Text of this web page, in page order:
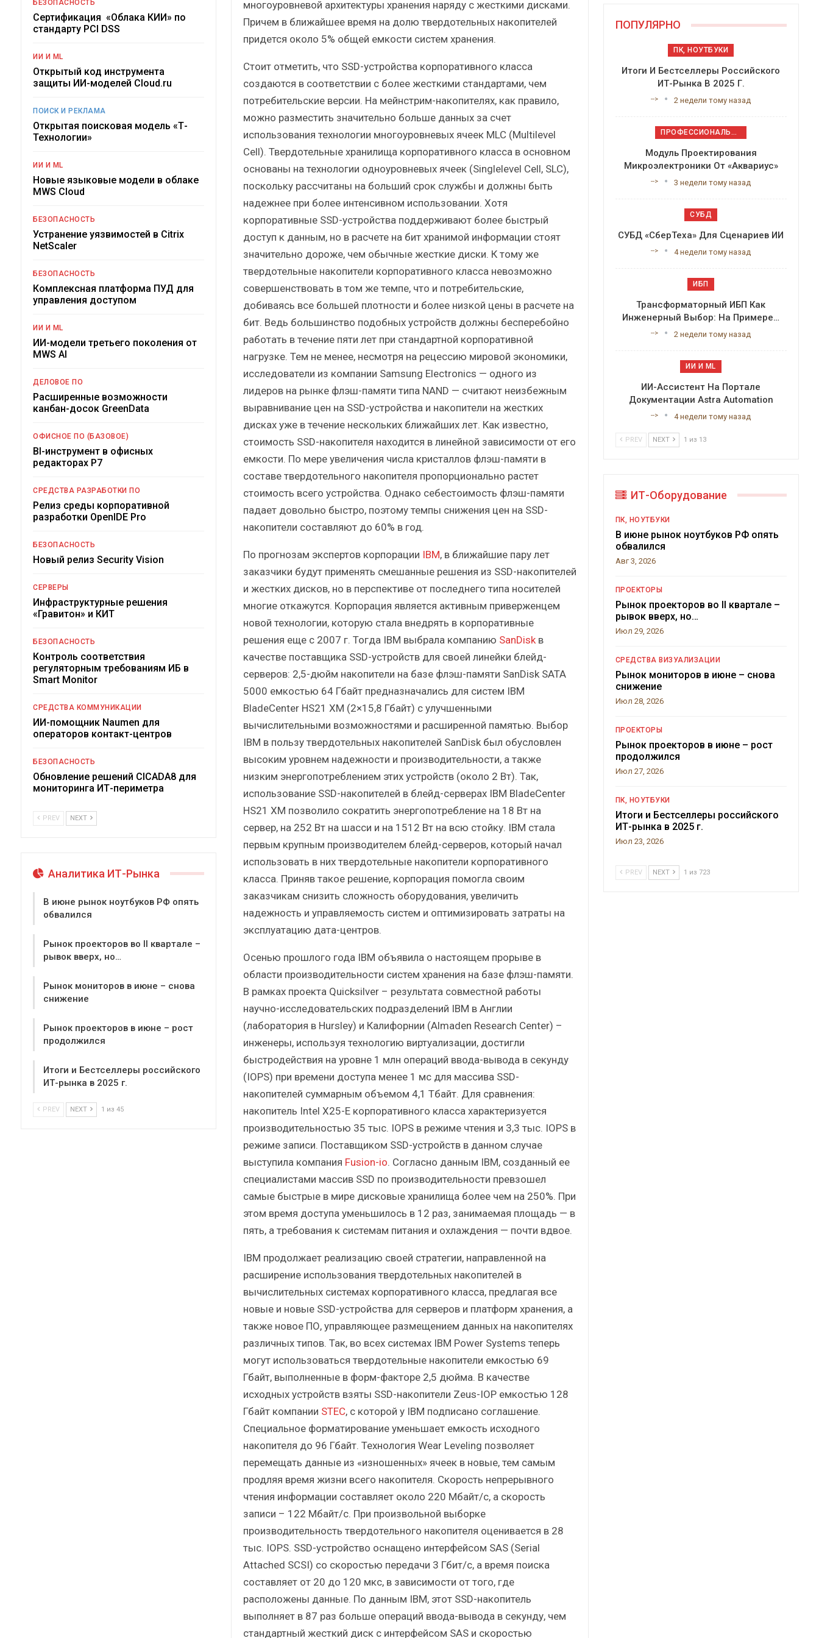
многоуровневой архитектуры хранения наряду с жесткими дисками.
Причем в ближайшее время на долю твердотельных накопителей
придется около 5% общей емкости систем хранения.
Стоит отметить, что SSD-устройства корпоративного класса
создаются в соответствии с более жесткими стандартами, чем
потребительские версии. На мейнстрим-накопителях, как правило,
можно разместить значительно больше данных за счет
использования технологии многоуровневых ячеек MLC (Multilevel
Cell). Твердотельные хранилища корпоративного класса в основном
основаны на технологии одноуровневых ячеек (Singlelevel Cell, SLC),
поскольку рассчитаны на больший срок службы и должны быть
надежнее при более интенсивном использовании. Хотя
корпоративные SSD-устройства поддерживают более быстрый
доступ к данным, но в расчете на бит хранимой информации стоят
значительно дороже, чем обычные жесткие диски. К тому же
твердотельные накопители корпоративного класса невозможно
совершенствовать в том же темпе, что и потребительские,
добиваясь все большей плотности и более низкой цены в расчете на
бит. Ведь большинство подобных устройств должны бесперебойно
работать в течение пяти лет при стандартной корпоративной
нагрузке. Тем не менее, несмотря на рецессию мировой экономики,
исследователи из компании Samsung Electronics — одного из
лидеров на рынке флэш-памяти типа NAND — считают неизбежным
выравнивание цен на SSD-устройства и накопители на жестких
дисках уже в течение нескольких ближайших лет. Как известно,
стоимость SSD-накопителя находится в линейной зависимости от его
емкости. По мере увеличения числа кристаллов флэш-памяти в
составе твердотельного накопителя пропорционально растет
стоимость всего устройства. Однако себестоимость флэш-памяти
падает довольно быстро, поэтому темпы снижения цен на SSD-
накопители составляют до 60% в год.
По прогнозам экспертов корпорации IBM, в ближайшие пару лет
заказчики будут применять смешанные решения из SSD-накопителей
и жестких дисков, но в перспективе от последнего типа носителей
многие откажутся. Корпорация является активным приверженцем
новой технологии, которую стала внедрять в корпоративные
решения еще с 2007 г. Тогда IBM выбрала компанию SanDiskв
качестве поставщика SSD-устройств для своей линейки блейд-
серверов: 2,5-дюйм накопители на базе флэш-памяти SanDisk SATA
5000 емкостью 64 Гбайт предназначались для систем IBM
BladeCenter HS21 XM (2×15,8 Гбайт) с улучшенными
вычислительными возможностями и расширенной памятью. Выбор
IBM в пользу твердотельных накопителей SanDisk был обусловлен
высоким уровнем надежности и производительности, а также
низким энергопотреблением этих устройств (около 2 Вт). Так,
использование SSD-накопителей в блейд-серверах IBM BladeCenter
HS21 XM позволило сократить энергопотребление на 18 Вт на
сервер, на 252 Вт на шасси и на 1512 Вт на всю стойку. IBM стала
первым крупным производителем блейд-серверов, который начал
использовать в них твердотельные накопители корпоративного
класса. Приняв такое решение, корпорация помогла своим
заказчикам снизить сложность оборудования, увеличить
надежность и управляемость систем и оптимизировать затраты на
эксплуатацию дата-центров.
Осенью прошлого года IBM объявила о настоящем прорыве в
области производительности систем хранения на базе флэш-памяти.
В рамках проекта Quicksilver – результата совместной работы
научно-исследовательских подразделений IBM в Англии
(лаборатория в Hursley) и Калифорнии (Almaden Research Center) –
инженеры, используя технологию виртуализации, достигли
быстродействия на уровне 1 млн операций ввода-вывода в секунду
(IOPS) при времени доступа менее 1 мс для массива SSD-
накопителей суммарным объемом 4,1 Тбайт. Для сравнения:
накопитель Intel X25-E корпоративного класса характеризуется
производительностью 35 тыс. IOPS в режиме чтения и 3,3 тыс. IOPS в
режиме записи. Поставщиком SSD-устройств в данном случае
выступила компания Fusion-io. Согласно данным IBM, созданный ее
специалистами массив SSD по производительности превзошел
самые быстрые в мире дисковые хранилища более чем на 250%. При
этом время доступа уменьшилось в 12 раз, занимаемая площадь — в
пять, а требования к системам питания и охлаждения — почти вдвое.
IBM продолжает реализацию своей стратегии, направленной на
расширение использования твердотельных накопителей в
вычислительных системах корпоративного класса, предлагая все
новые и новые SSD-устройства для серверов и платформ хранения, а
также новое ПО, управляющее размещением данных на накопителях
различных типов. Так, во всех системах IBM Power Systems теперь
могут использоваться твердотельные накопители емкостью 69
Гбайт, выполненные в форм-факторе 2,5 дюйма. В качестве
исходных устройств взяты SSD-накопители Zeus-IOP емкостью 128
Гбайт компании STEC, с которой у IBM подписано соглашение.
Специальное форматирование уменьшает емкость исходного
накопителя до 96 Гбайт. Технология Wear Leveling позволяет
перемещать данные из «изношенных» ячеек в новые, тем самым
продляя время жизни всего накопителя. Скорость непрерывного
чтения информации составляет около 220 Мбайт/с, а скорость
записи – 122 Мбайт/с. При произвольной выборке
производительность твердотельного накопителя оценивается в 28
тыс. IOPS. SSD-устройство оснащено интерфейсом SAS (Serial
Attached SCSI) со скоростью передачи 3 Гбит/с, а время поиска
составляет от 20 до 120 мкс, в зависимости от того, где
расположены данные. По данным IBM, этот SSD-накопитель
выполняет в 87 раз больше операций ввода-вывода в секунду, чем
стандартный жесткий диск с интерфейсом SAS и скоростью
БЕЗОПАСНОСТЬ
Сертификация «Облака КИИ» по
стандарту PCI DSS
ИИ И ML
Открытый код инструмента
защиты ИИ-моделей Cloud.ru
ПОИСК И РЕКЛАМА
Открытая поисковая модель «Т-
Технологии»
ИИ И ML
Новые языковые модели в облаке
MWS Cloud
БЕЗОПАСНОСТЬ
Устранение уязвимостей в Citrix
NetScaler
БЕЗОПАСНОСТЬ
Комплексная платформа ПУД для
управления доступом
ИИ И ML
ИИ-модели третьего поколения от
MWS AI
ДЕЛОВОЕ ПО
Расширенные возможности
канбан-досок GreenData
ОФИСНОЕ ПО (БАЗОВОЕ)
BI-инструмент в офисных
редакторах Р7
СРЕДСТВА РАЗРАБОТКИ ПО
Релиз среды корпоративной
разработки OpenIDE Pro
БЕЗОПАСНОСТЬ
Новый релиз Security Vision
СЕРВЕРЫ
Инфраструктурные решения
«Гравитон» и КИТ
БЕЗОПАСНОСТЬ
Контроль соответствия
регуляторным требованиям ИБ в
Smart Monitor
СРЕДСТВА КОММУНИКАЦИИ
ИИ-помощник Naumen для
операторов контакт-центров
БЕЗОПАСНОСТЬ
Обновление решений CICADA8 для
мониторинга ИТ-периметра
PREV NEXT
Аналитика ИТ-Рынка
В июне рынок ноутбуков РФ опять
обвалился
Рынок проекторов во II квартале –
рывок вверх, но…
Рынок мониторов в июне – снова
снижение
Рынок проекторов в июне – рост
продолжился
Итоги и Бестселлеры российского
ИТ-рынка в 2025 г.
PREV NEXT 1 из 45
ПОПУЛЯРНО
ПК, НОУТБУКИ
Итоги И Бестселлеры Российского
ИТ-Рынка В 2025 Г.
--> 2 недели тому назад
ПРОФЕССИОНАЛЬНОЕ ПРИКЛАДНОЕ ПО
Модуль Проектирования
Микроэлектроники От «Аквариус»
--> 3 недели тому назад
СУБД
СУБД «СберТеха» Для Сценариев ИИ
--> 4 недели тому назад
ИБП
Трансформаторный ИБП Как
Инженерный Выбор: На Примере…
--> 2 недели тому назад
ИИ И ML
ИИ-Ассистент На Портале
Документации Astra Automation
--> 4 недели тому назад
PREV NEXT 1 из 13
ИТ-Оборудование
ПК, НОУТБУКИ
В июне рынок ноутбуков РФ опять
обвалился
Авг 3, 2026
ПРОЕКТОРЫ
Рынок проекторов во II квартале –
рывок вверх, но…
Июл 29, 2026
СРЕДСТВА ВИЗУАЛИЗАЦИИ
Рынок мониторов в июне – снова
снижение
Июл 28, 2026
ПРОЕКТОРЫ
Рынок проекторов в июне – рост
продолжился
Июл 27, 2026
ПК, НОУТБУКИ
Итоги и Бестселлеры российского
ИТ-рынка в 2025 г.
Июл 23, 2026
PREV NEXT 1 из 723